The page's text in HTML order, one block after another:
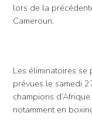
lors de la
Cameroun.
Les éliminatoires
prévues le samedi
champions
notamment en